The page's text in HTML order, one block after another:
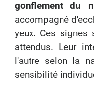
gonflement du
accompagné
yeux. Ces
attendus. Leur
l'autre selon la
sensibilité